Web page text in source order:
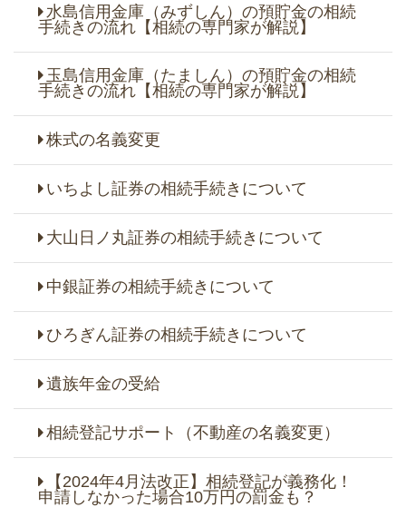
水島信用金庫（みずしん）の預貯金の相続
手続きの流れ【相続の専門家が解説】
玉島信用金庫（たましん）の預貯金の相続
手続きの流れ【相続の専門家が解説】
株式の名義変更
いちよし証券の相続手続きについて
大山日ノ丸証券の相続手続きについて
中銀証券の相続手続きについて
ひろぎん証券の相続手続きについて
遺族年金の受給
相続登記サポート（不動産の名義変更）
【2024年4月法改正】相続登記が義務化！
申請しなかった場合10万円の罰金も？